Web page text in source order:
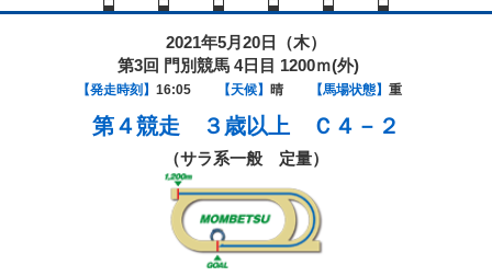
2021年5月20日（木）
第3回 門別競馬 4日目 1200ｍ(外)
【発走時刻】 16:05 【天候】 晴 【馬場状態】 重
第４競走 ３歳以上 Ｃ４－２
（サラ系一般 定量）